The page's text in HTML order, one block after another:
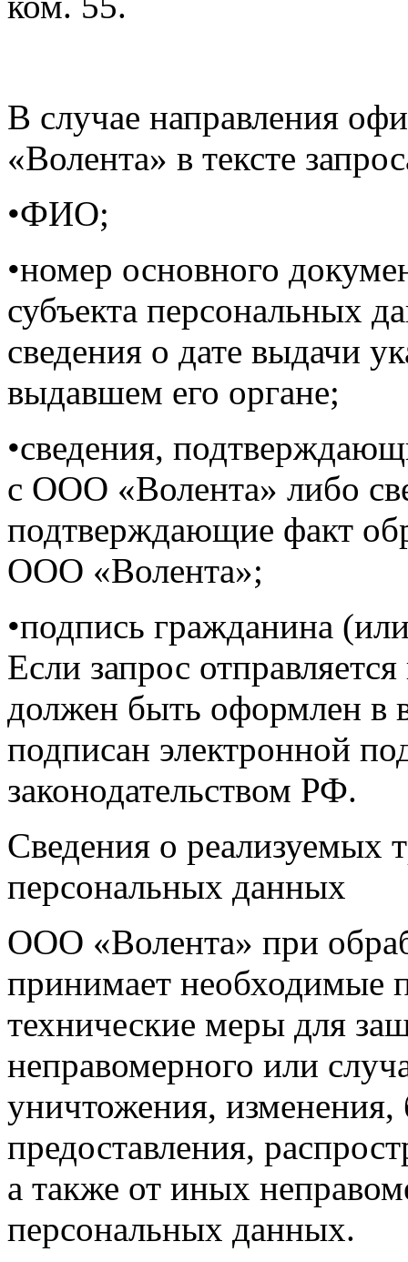
В случае направления
«Волента» в тексте
•ФИО;
•номер основного
субъекта персональных
сведения о дате выдачи
выдавшем его органе;
•сведения,
с ООО «Волента» либо
подтверждающие факт
ООО «Волента»;
•подпись гражданина
Если запрос
должен быть оформлен в
подписан электронной
законодательством РФ.
Сведения о реализуемых
персональных данных
ООО «Волента» при
принимает необходимые
технические меры для
неправомерного или
уничтожения, изменения,
предоставления,
а также от иных
персональных данных.